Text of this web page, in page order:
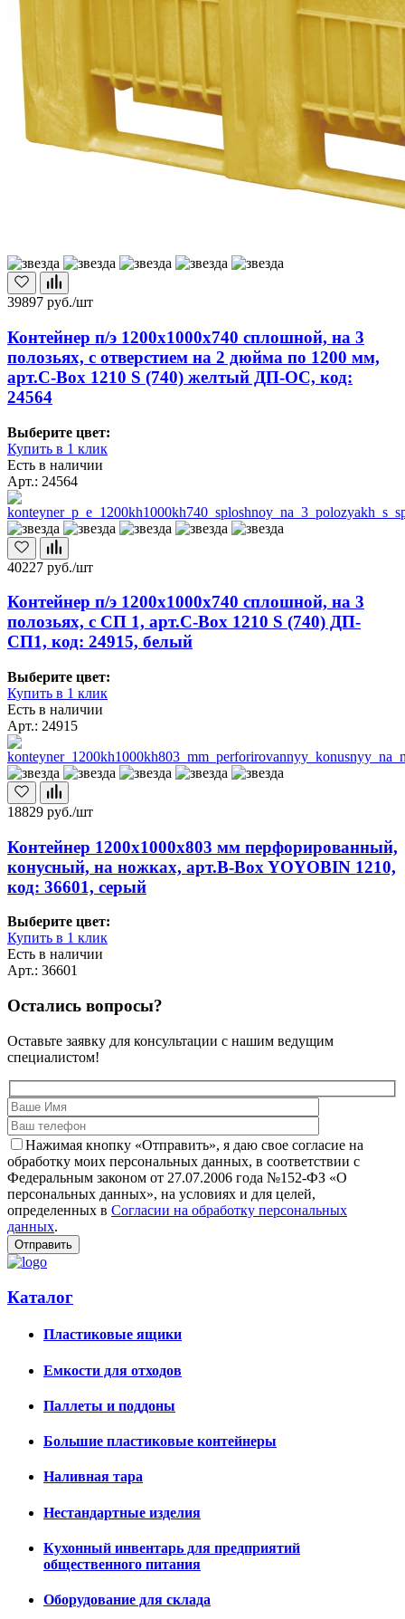
39897 руб./шт
Контейнер п/э 1200х1000х740 сплошной, на 3
полозьях, с отверстием на 2 дюйма по 1200 мм,
арт.C-Box 1210 S (740) желтый ДП-ОС, код:
24564
Выберите цвет:
Купить в 1 клик
Есть в наличии
Арт.: 24564
40227 руб./шт
Контейнер п/э 1200х1000х740 сплошной, на 3
полозьях, с СП 1, арт.C-Box 1210 S (740) ДП-
СП1, код: 24915, белый
Выберите цвет:
Купить в 1 клик
Есть в наличии
Арт.: 24915
18829 руб./шт
Контейнер 1200х1000х803 мм перфорированный,
конусный, на ножках, арт.B-Box YOYOBIN 1210,
код: 36601, серый
Выберите цвет:
Купить в 1 клик
Есть в наличии
Арт.: 36601
Остались вопросы?
Оставьте заявку для консультации с нашим ведущим
специалистом!
Нажимая кнопку «Отправить», я даю свое согласие на
обработку моих персональных данных, в соответствии с
Федеральным законом от 27.07.2006 года №152-ФЗ «О
персональных данных», на условиях и для целей,
определенных в Согласии на обработку персональных
данных.
Каталог
Пластиковые ящики
Емкости для отходов
Паллеты и поддоны
Большие пластиковые контейнеры
Наливная тара
Нестандартные изделия
Кухонный инвентарь для предприятий
общественного питания
Оборудование для склада